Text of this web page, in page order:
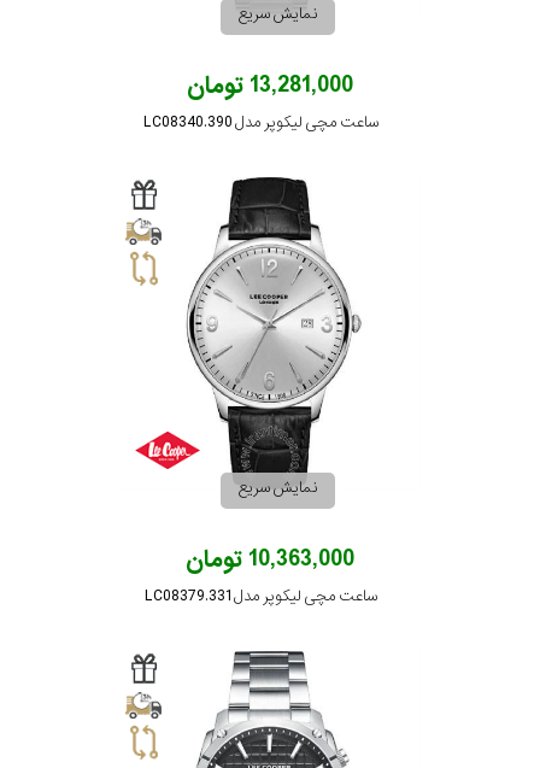
نمایش سریع
13,281,000 تومان
ساعت مچی لیکوپر مدل LC08340.390
نمایش سریع
10,363,000 تومان
ساعت مچی لیکوپر مدل LC08379.331